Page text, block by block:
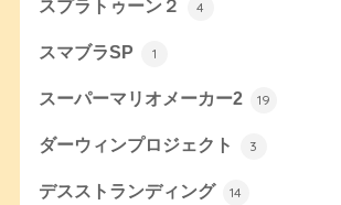
スプラトゥーン２ 4
スマブラSP 1
スーパーマリオメーカー2 19
ダーウィンプロジェクト 3
デスストランディング 14